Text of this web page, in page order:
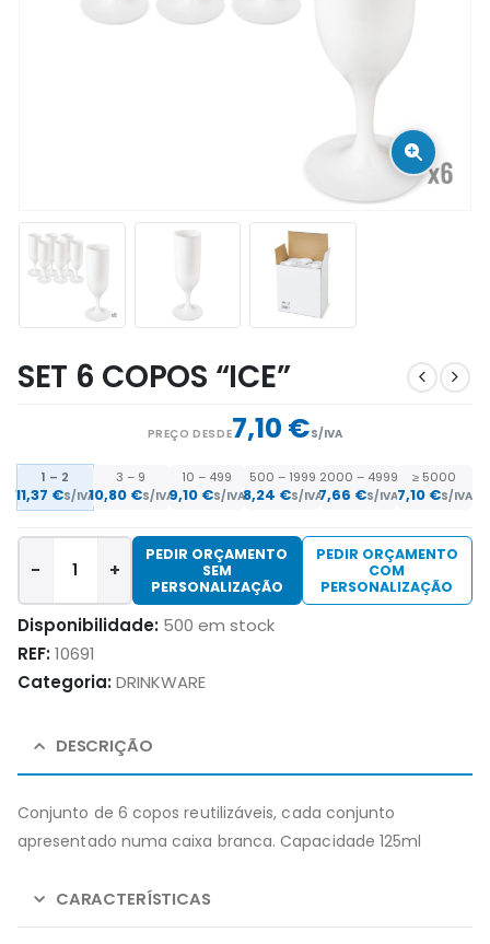
SET 6 COPOS “ICE”
PREÇO DESDE7,10 €S/IVA
1 – 2
11,37 €S/IVA
3 – 9
10,80 €S/IVA
10 – 499
9,10 €S/IVA
500 – 1999
8,24 €S/IVA
2000 – 4999
7,66 €S/IVA
≥ 5000
7,10 €S/IVA
- +
PEDIR ORÇAMENTO
SEM
PERSONALIZAÇÃO
PEDIR ORÇAMENTO
COM
PERSONALIZAÇÃO
Disponibilidade: 500 em stock
REF:10691
Categoria:DRINKWARE
DESCRIÇÃO
Conjunto de 6 copos reutilizáveis, cada conjunto
apresentado numa caixa branca. Capacidade 125ml
CARACTERÍSTICAS